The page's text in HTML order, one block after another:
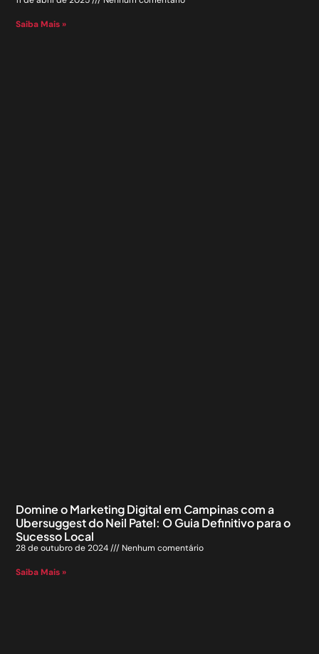
Saiba Mais »
Domine o Marketing Digital em Campinas com a
Ubersuggest do Neil Patel: O Guia Definitivo para o
Sucesso Local
28 de outubro de 2024 Nenhum comentário
Saiba Mais »